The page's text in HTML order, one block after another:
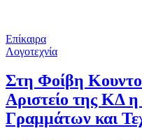
Επίκαιρα
Λογοτεχνία
Στη Φοίβη
Αριστείο της ΚΔ
Γραμμάτων και